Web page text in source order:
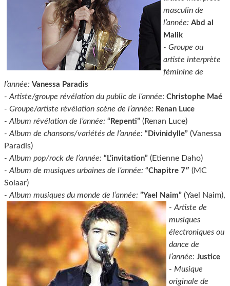
masculin de
l’année: Abd al
Malik
- Groupe ou
artiste interprète
féminine de
l’année: Vanessa Paradis
- Artiste/groupe révélation du public de l’année: Christophe Maé
- Groupe/artiste révélation scène de l’année: Renan Luce
- Album révélation de l’année: “Repenti” (Renan Luce)
- Album de chansons/variétés de l’année: “Divinidylle” (Vanessa
Paradis)
- Album pop/rock de l’année: “L’invitation” (Etienne Daho)
- Album de musiques urbaines de l’année: “Chapitre 7″ (MC
Solaar)
- Album musiques du monde de l’année: ”Yael Naim” (Yael Naim),
- Artiste de
musiques
électroniques ou
dance de
l’année: Justice
- Musique
originale de